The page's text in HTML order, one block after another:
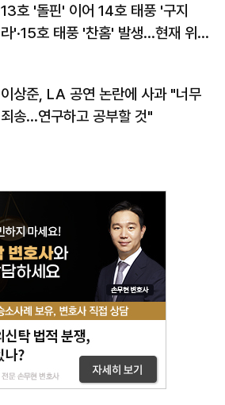
13호 '돌핀' 이어 14호 태풍 '구지
라'·15호 태풍 '찬홈' 발생…현재 위
이상준, LA 공연 논란에 사과 "너무
죄송…연구하고 공부할 것"